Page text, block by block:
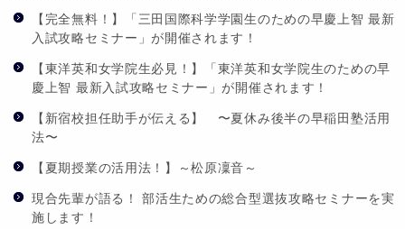
【完全無料！】「三田国際科学学園生のための早慶上智 最新
入試攻略セミナー」が開催されます！
【東洋英和女学院生必見！】「東洋英和女学院生のための早
慶上智 最新入試攻略セミナー」が開催されます！
【新宿校担任助手が伝える】 〜夏休み後半の早稲田塾活用
法〜
【夏期授業の活用法！】～松原凜音～
現合先輩が語る！ 部活生ための総合型選抜攻略セミナーを実
施します！